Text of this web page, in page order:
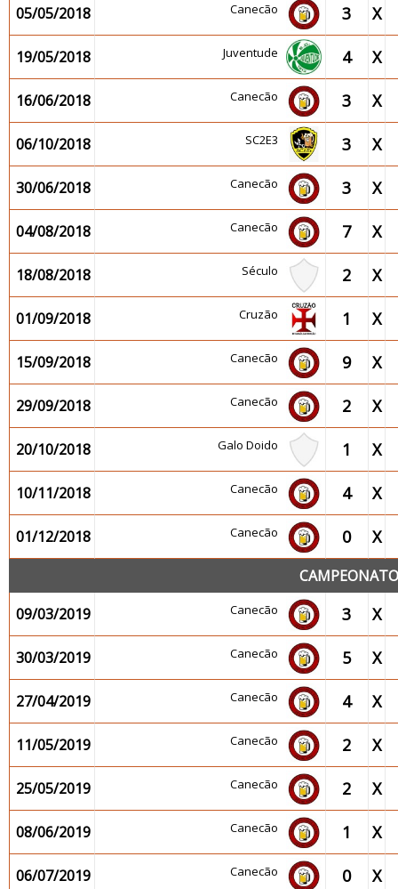
05/05/2018 Canecão 3 X
19/05/2018 Juventude 4 X
16/06/2018 Canecão 3 X
06/10/2018 SC2E3 3 X
30/06/2018 Canecão 3 X
04/08/2018 Canecão 7 X
18/08/2018 Século 2 X
01/09/2018 Cruzão 1 X
15/09/2018 Canecão 9 X
29/09/2018 Canecão 2 X
20/10/2018 Galo Doido 1 X
10/11/2018 Canecão 4 X
01/12/2018 Canecão 0 X
09/03/2019
Canecão 3 X
30/03/2019 Canecão 5 X
27/04/2019 Canecão 4 X
11/05/2019 Canecão 2 X
25/05/2019 Canecão 2 X
08/06/2019 Canecão 1 X
06/07/2019 Canecão 0 X